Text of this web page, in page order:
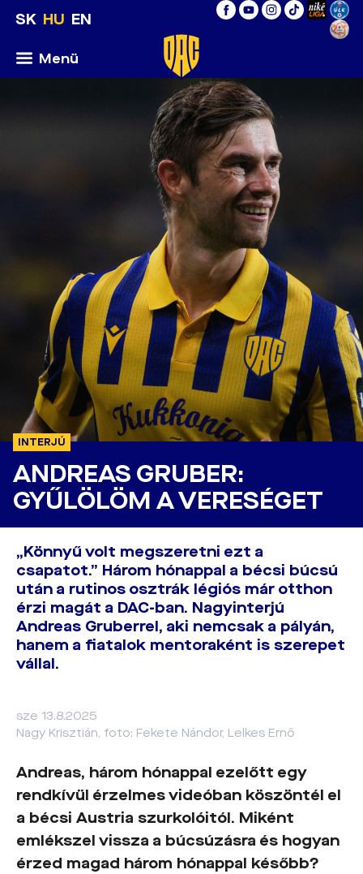
SK HU EN
Menü
INTERJÚ
ANDREAS GRUBER:
GYŰLÖLÖM A VERESÉGET
„Könnyű volt megszeretni ezt a
csapatot.” Három hónappal a bécsi búcsú
után a rutinos osztrák légiós már otthon
érzi magát a DAC-ban. Nagyinterjú
Andreas Gruberrel, aki nemcsak a pályán,
hanem a fiatalok mentoraként is szerepet
vállal.
sze 13.8.2025
Nagy Krisztián, foto: Fekete Nándor, Lelkes Ernő
Andreas, három hónappal ezelőtt egy
rendkívül érzelmes videóban köszöntél el
a bécsi Austria szurkolóitól. Miként
emlékszel vissza a búcsúzásra és hogyan
érzed magad három hónappal később?